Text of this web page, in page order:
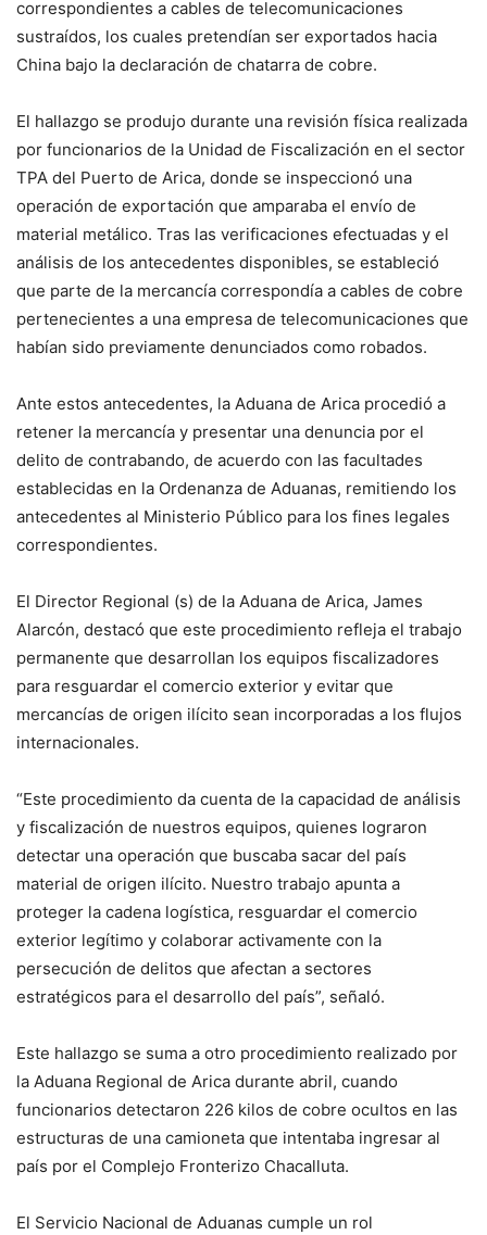
correspondientes a cables de telecomunicaciones
sustraídos, los cuales pretendían ser exportados hacia
China bajo la declaración de chatarra de cobre.
El hallazgo se produjo durante una revisión física realizada
por funcionarios de la Unidad de Fiscalización en el sector
TPA del Puerto de Arica, donde se inspeccionó una
operación de exportación que amparaba el envío de
material metálico. Tras las verificaciones efectuadas y el
análisis de los antecedentes disponibles, se estableció
que parte de la mercancía correspondía a cables de cobre
pertenecientes a una empresa de telecomunicaciones que
habían sido previamente denunciados como robados.
Ante estos antecedentes, la Aduana de Arica procedió a
retener la mercancía y presentar una denuncia por el
delito de contrabando, de acuerdo con las facultades
establecidas en la Ordenanza de Aduanas, remitiendo los
antecedentes al Ministerio Público para los fines legales
correspondientes.
El Director Regional (s) de la Aduana de Arica, James
Alarcón, destacó que este procedimiento refleja el trabajo
permanente que desarrollan los equipos fiscalizadores
para resguardar el comercio exterior y evitar que
mercancías de origen ilícito sean incorporadas a los flujos
internacionales.
“Este procedimiento da cuenta de la capacidad de análisis
y fiscalización de nuestros equipos, quienes lograron
detectar una operación que buscaba sacar del país
material de origen ilícito. Nuestro trabajo apunta a
proteger la cadena logística, resguardar el comercio
exterior legítimo y colaborar activamente con la
persecución de delitos que afectan a sectores
estratégicos para el desarrollo del país”, señaló.
Este hallazgo se suma a otro procedimiento realizado por
la Aduana Regional de Arica durante abril, cuando
funcionarios detectaron 226 kilos de cobre ocultos en las
estructuras de una camioneta que intentaba ingresar al
país por el Complejo Fronterizo Chacalluta.
El Servicio Nacional de Aduanas cumple un rol